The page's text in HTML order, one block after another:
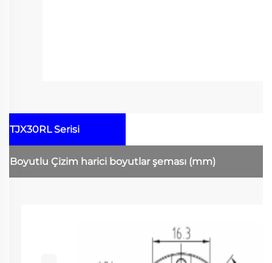
TJX30RL Serisi
Boyutlu Çizim harici boyutlar şeması (mm)